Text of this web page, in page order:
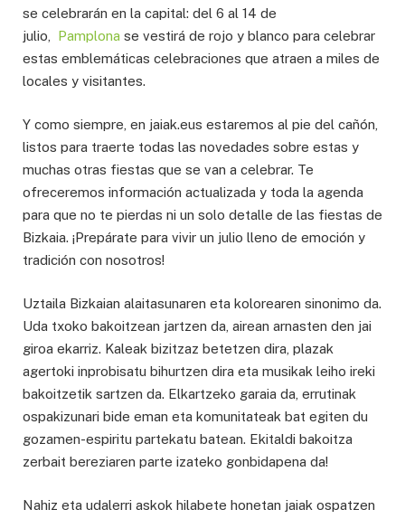
se celebrarán en la capital: del 6 al 14 de
julio,
Pamplona se vestirá de rojo y blanco para celebrar
estas emblemáticas celebraciones que atraen a miles de
locales y visitantes.
Y como siempre, en jaiak.eus estaremos al pie del cañón,
listos para traerte todas las novedades sobre estas y
muchas otras fiestas que se van a celebrar. Te
ofreceremos información actualizada y toda la agenda
para que no te pierdas ni un solo detalle de las fiestas de
Bizkaia. ¡Prepárate para vivir un julio lleno de emoción y
tradición con nosotros!
Uztaila Bizkaian alaitasunaren eta kolorearen sinonimo da.
Uda txoko bakoitzean jartzen da, airean arnasten den jai
giroa ekarriz. Kaleak bizitzaz betetzen dira, plazak
agertoki inprobisatu bihurtzen dira eta musikak leiho ireki
bakoitzetik sartzen da. Elkartzeko garaia da, errutinak
ospakizunari bide eman eta komunitateak bat egiten du
gozamen-espiritu partekatu batean. Ekitaldi bakoitza
zerbait bereziaren parte izateko gonbidapena da!
Nahiz eta udalerri askok hilabete honetan jaiak ospatzen